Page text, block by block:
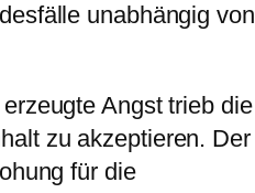
unabhängig von
Angst trieb die
zu akzeptieren. Der
für die